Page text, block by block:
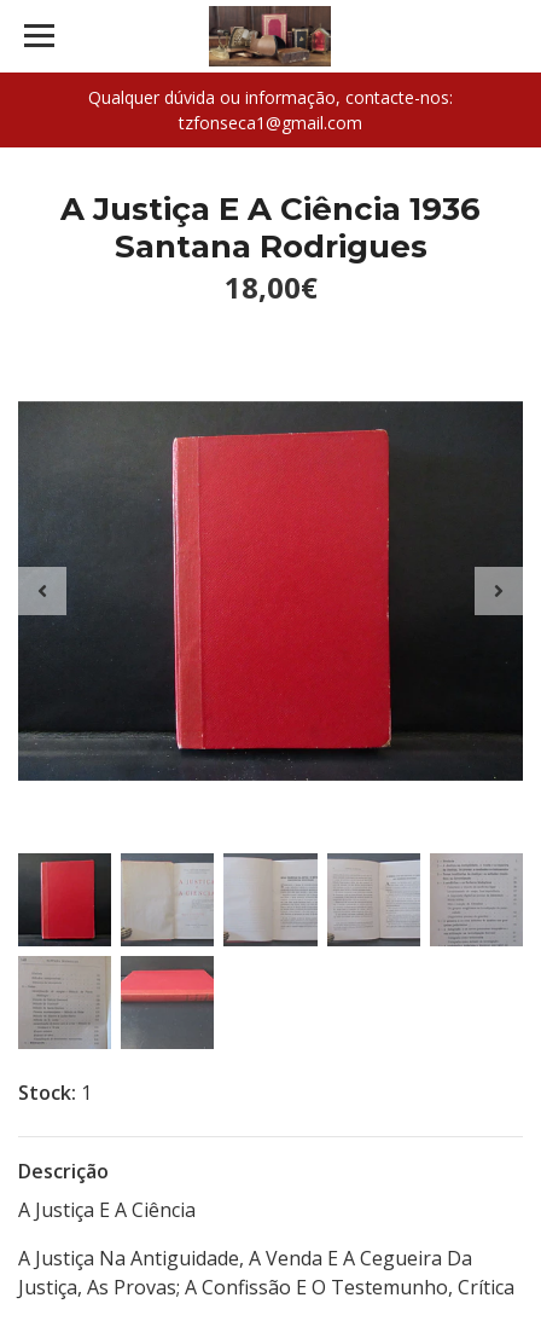
Qualquer dúvida ou informação, contacte-nos:
tzfonseca1@gmail.com
A Justiça E A Ciência 1936
Santana Rodrigues
18,00€
Stock: 1
Descrição
A Justiça E A Ciência
A Justiça Na Antiguidade, A Venda E A Cegueira Da
Justiça, As Provas; A Confissão E O Testemunho, Crítica